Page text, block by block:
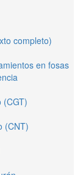
completo)
en fosas
(CGT)
(CNT)